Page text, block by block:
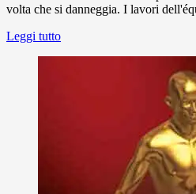
volta che si danneggia. I lavori
Leggi tutto